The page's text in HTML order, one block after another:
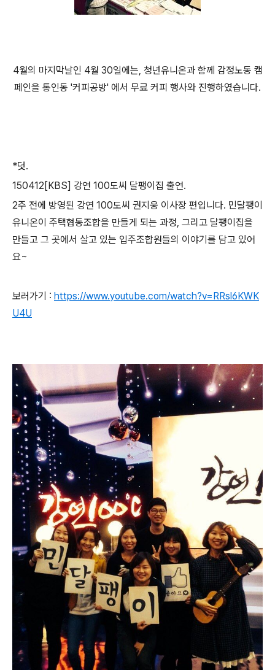
4월의 마지막날인 4월 30일에는, 청년유니온과 함께 감정노동 캠
페인을 통인동 '커피공방' 에서 무료 커피 행사와 진행하였습니다.
*덧.
150412[KBS] 강연 100도씨 달팽이집 출연.
2주 전에 방영된 강연 100도씨 권지웅 이사장 편입니다. 민달팽이
유니온이 주택협동조합을 만들게 되는 과정, 그리고 달팽이집을
만들고 그 곳에서 살고 있는 입주조합원들의 이야기를 담고 있어
요~
보러가기 : https://www.youtube.com/watch?v=RRsl6KWK
U4U